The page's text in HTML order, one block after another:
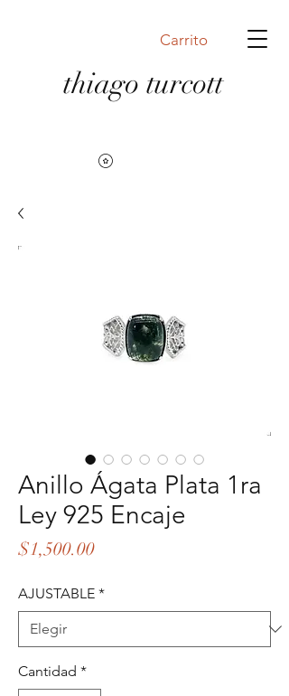
Carrito
thiago turcott
Anillo Ágata Plata 1ra
Ley 925 Encaje
$1,500.00Precio
AJUSTABLE *
Cantidad *